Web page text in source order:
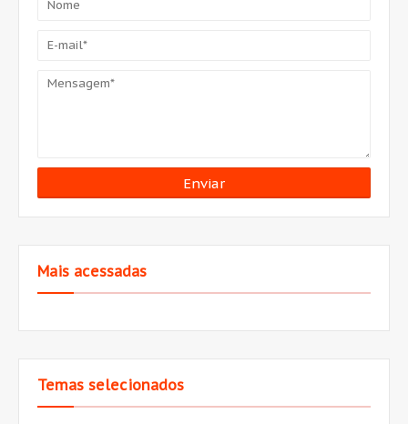
Mais acessadas
Temas selecionados